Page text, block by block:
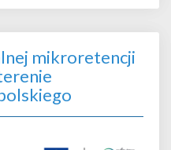
mikroretencji